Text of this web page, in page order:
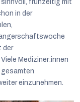
sinnvoll, frühzeitig mit
in der
der
Mediziner:innen
gesamten
einzunehmen.